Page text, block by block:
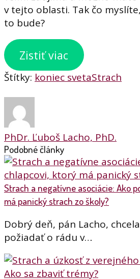
v tejto oblasti. Tak čo
to bude?
Zistiť viac
Štítky: koniec svetaStrach
PhDr. Ľuboš Lacho, PhD.
Podobné články
Strach a negatívne asociácie: Ako
má panický strach zo školy?
Dobrý deň, pán Lacho,
požiadať o rádu v…